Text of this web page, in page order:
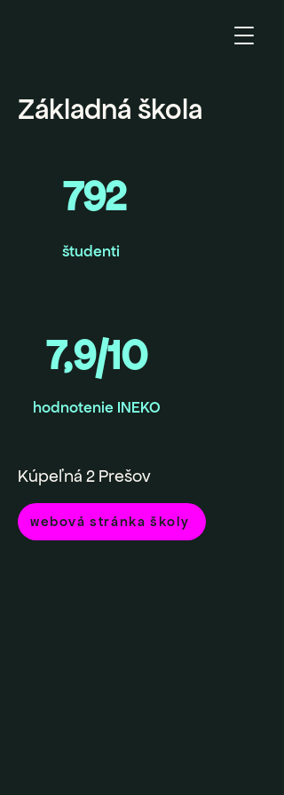
Základná škola
792
študenti
7,9/10
hodnotenie INEKO
Kúpeľná 2 Prešov
webová stránka školy